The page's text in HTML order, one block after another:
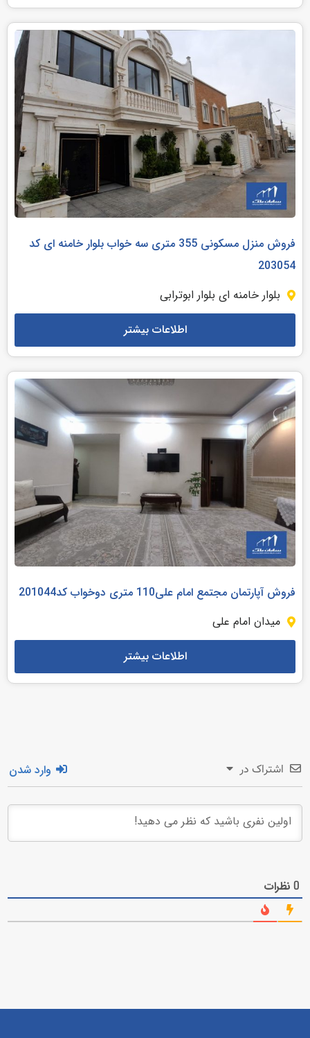
فروش منزل مسکونی 355 متری سه خواب بلوار خامنه ای کد
203054
بلوار خامنه ای بلوار ابوترابی
اطلاعات بیشتر
فروش آپارتمان مجتمع امام علی110 متری دوخواب کد201044
میدان امام علی
اطلاعات بیشتر
اشتراک در وارد شدن
0نظرات